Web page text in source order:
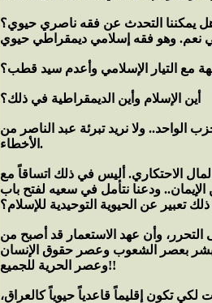
أين الإسلام وأين الديمقراطية في ذلك؟
الواحد.. ولا نريد تبرئة عبد الناصر من
الأخطاء.
الاحتكاري. أليس في ذلك اتساقاً مع
الإيمان.. ودعنا نتأمل في سعيه لفتح باب
تعبير عن الحيوية التوحيدية للإسلام؟
التحرر، وأن عهد الاستعمار قد أصبح من
بعصر الشعوب وعصر حقوق الإنسان
وعصر الحرية للجميع!!
تكون إقليماً قاعدياً حيوياً كالعراق،